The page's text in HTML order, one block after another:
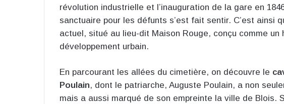
révolution industrielle et l’inauguration de la gare en
sanctuaire pour les défunts s’est fait sentir. C’est ainsi
actuel, situé au lieu-dit Maison Rouge, conçu comme
développement urbain.
En parcourant les allées du cimetière, on découvre le
Poulain, dont le patriarche, Auguste Poulain, a non
mais a aussi marqué de son empreinte la ville de Blois.